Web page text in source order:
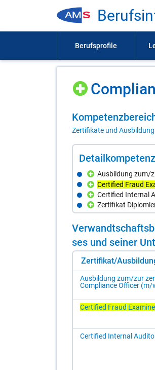
Zertifikate und
Ausbildung zum/
Certified Fraud
Certified Internal
Zertifikat
ses und sei­ner
Zertifikat/
Ausbildung zum/zur
Compliance Officer (m/
Certified Fraud
Certified Internal